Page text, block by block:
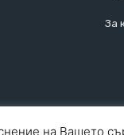
За
на Вашето